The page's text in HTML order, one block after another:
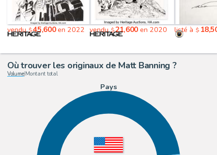
vendu$45,600en 2022 vendu$21,600 en 2020 listé à $
Où trouver les originaux de Matt Banning ?
Volume| Montant total
Pays